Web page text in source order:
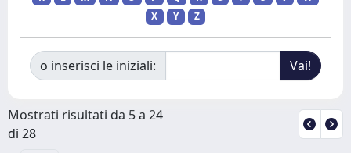
X
Y Z
o inserisci le iniziali:
Mostrati risultati da 5 a 24
di 28